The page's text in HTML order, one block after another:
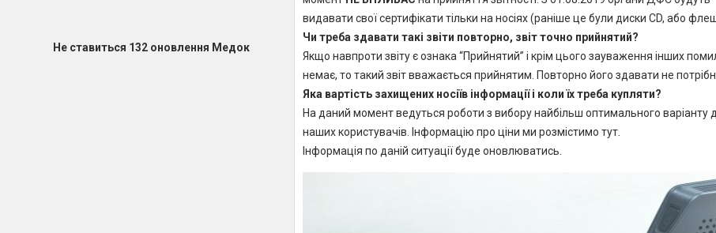
видавати свої сертифікати тільки на носіях (раніше це були диски CD, або
Чи треба здавати такі звіти повторно, звіт точно прийнятий?
Якщо навпроти звіту є ознака “Прийнятий” і крім цього зауваження інших
немає, то такий звіт вважається прийнятим. Повторно його здавати не
Яка вартість захищених носіїв інформації і коли їх треба купляти?
На даний момент ведуться роботи з вибору найбільш оптимального варіанту
наших користувачів. Інформацію про ціни ми розмістимо тут.
Інформація по даній ситуації буде оновлюватись.
Не ставиться 132 оновлення Медок